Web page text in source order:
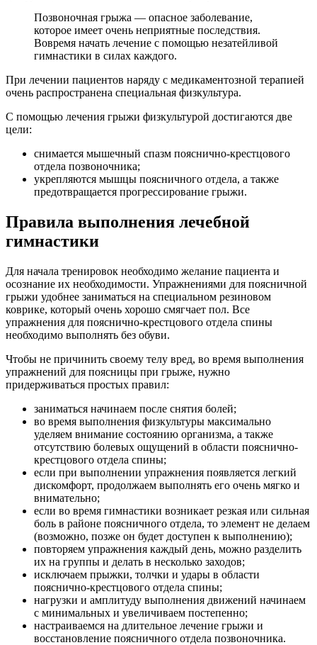
Позвоночная грыжа — опасное заболевание,
которое имеет очень неприятные последствия.
Вовремя начать лечение с помощью незатейливой
гимнастики в силах каждого.
При лечении пациентов наряду с медикаментозной терапией
очень распространена специальная физкультура.
С помощью лечения грыжи физкультурой достигаются две
цели:
снимается мышечный спазм пояснично-крестцового
отдела позвоночника;
укрепляются мышцы поясничного отдела, а также
предотвращается прогрессирование грыжи.
Правила выполнения лечебной
гимнастики
Для начала тренировок необходимо желание пациента и
осознание их необходимости. Упражнениями для поясничной
грыжи удобнее заниматься на специальном резиновом
коврике, который очень хорошо смягчает пол. Все
упражнения для пояснично-крестцового отдела спины
необходимо выполнять без обуви.
Чтобы не причинить своему телу вред, во время выполнения
упражнений для поясницы при грыже, нужно
придерживаться простых правил:
заниматься начинаем после снятия болей;
во время выполнения физкультуры максимально
уделяем внимание состоянию организма, а также
отсутствию болевых ощущений в области пояснично-
крестцового отдела спины;
если при выполнении упражнения появляется легкий
дискомфорт, продолжаем выполнять его очень мягко и
внимательно;
если во время гимнастики возникает резкая или сильная
боль в районе поясничного отдела, то элемент не делаем
(возможно, позже он будет доступен к выполнению);
повторяем упражнения каждый день, можно разделить
их на группы и делать в несколько заходов;
исключаем прыжки, толчки и удары в области
пояснично-крестцового отдела спины;
нагрузки и амплитуду выполнения движений начинаем
с минимальных и увеличиваем постепенно;
настраиваемся на длительное лечение грыжи и
восстановление поясничного отдела позвоночника.